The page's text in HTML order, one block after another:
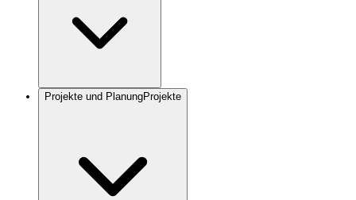
Projekte und PlanungProjekte